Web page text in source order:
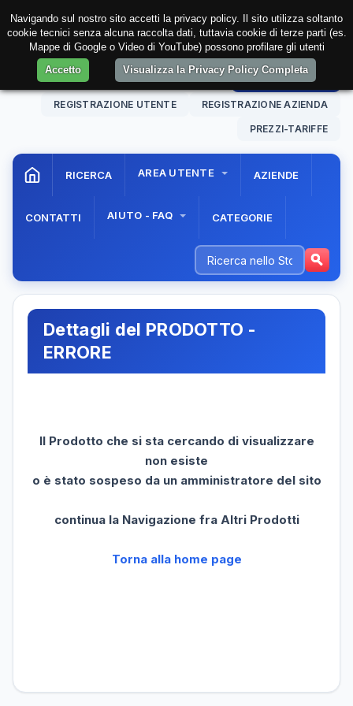
09 Aug. 202605:25:43 AREA RISERVATA
REGISTRAZIONE UTENTE REGISTRAZIONE AZIENDA
PREZZI-TARIFFE
RICERCA AREA UTENTE AZIENDE
CONTATTI AIUTO - FAQ CATEGORIE
Dettagli del PRODOTTO -
ERRORE
Il Prodotto che si sta cercando di visualizzare
non esiste
o è stato sospeso da un amministratore del sito
continua la Navigazione fra Altri Prodotti
Torna alla home page
Navigando sul nostro sito accetti la privacy policy. Il sito utilizza soltanto
cookie tecnici senza alcuna raccolta dati, tuttavia cookie di terze parti (es.
Mappe di Google o Video di YouTube) possono profilare gli utenti
Accetto
Visualizza la Privacy Policy Completa